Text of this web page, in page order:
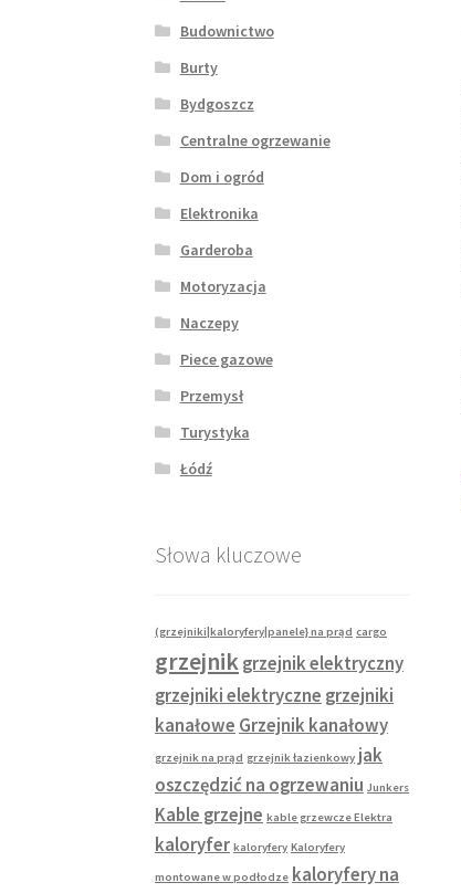
Budownictwo
Burty
Bydgoszcz
Centralne ogrzewanie
Dom i ogród
Elektronika
Garderoba
Motoryzacja
Naczepy
Piece gazowe
Przemysł
Turystyka
Łódź
Słowa kluczowe
(grzejniki|kaloryfery|panele} na prąd cargo
grzejnikgrzejnik elektryczny
grzejniki elektryczne grzejniki
kanałowe Grzejnik kanałowy
grzejnik na prąd grzejnik łazienkowy jak
oszczędzić na ogrzewaniu Junkers
Kable grzejne kable grzewcze Elektra
kaloryfer kaloryfery Kaloryfery
montowane w podłodze kaloryfery na